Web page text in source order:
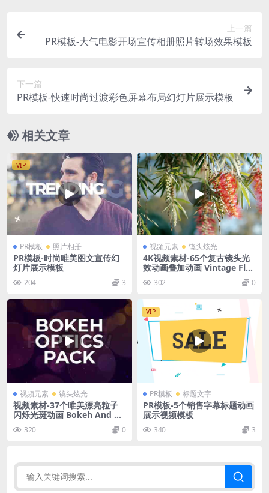
上一篇
PR模板-大气电影开场宣传相册照片转场效果模板
下一篇
PR模板-快速时尚过渡彩色屏幕布局幻灯片展示模板
相关文章
VIP
PR模板 照片相册
PR模板-时尚唯美图文宣传幻
灯片展示模板
204 3
视频元素 镜头炫光
4K视频素材-65个复古镜头光
效动画叠加动画 Vintage Flar
es 302 0
视频元素 镜头炫光
视频素材-37个唯美漂亮粒子
闪烁光斑动画 Bokeh And Du
st Optics Pack
320 0
VIP
PR模板 标题文字
PR模板-5个销售字幕标题动画
展示视频模板
340 3